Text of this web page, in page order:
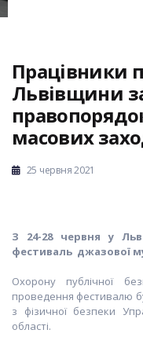
Працівники
Львівщини
масових
25 червня 2021
З 24-28 червня у
фестиваль джазової
Охорону публічної
проведення фестивалю
з фізичної безпеки
області.